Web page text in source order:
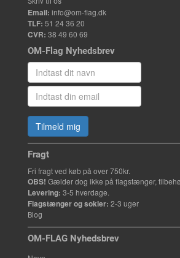
Email: info@om-flag.dk
TLF: 51 24 36 20
CVR: 38 49 60 69
OM-Flag Nyhedsbrev
Tilmeld mig
Fragt
Fri fragt ved køb på over 750kr.
OBS! Gælder dog ikke på flagstænger,
Levering: 3-5 hverdage.
Flagstænger og sokler: 2-3 uger
Blog
OM-FLAG Nyhedsbrev